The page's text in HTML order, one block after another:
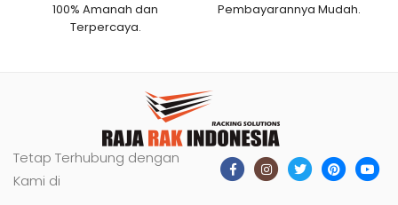
100% Amanah dan
Terpercaya.
Pembayarannya Mudah.
Tetap Terhubung dengan
Kami di